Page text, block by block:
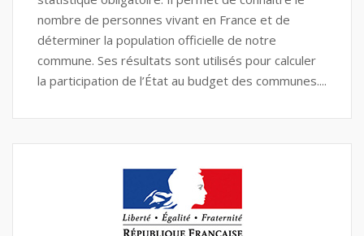
nombre de personnes vivant en France et de
déterminer la population officielle de notre
commune. Ses résultats sont utilisés pour calculer
la participation de l’État au budget des communes....